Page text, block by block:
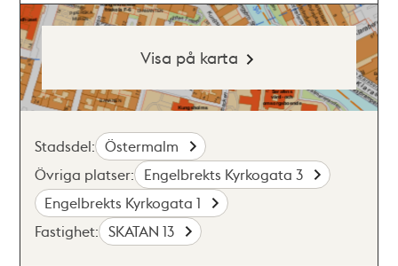
Visa på karta
Stadsdel: Östermalm
Övriga platser: Engelbrekts Kyrkogata 3
Engelbrekts Kyrkogata 1
Fastighet: SKATAN 13